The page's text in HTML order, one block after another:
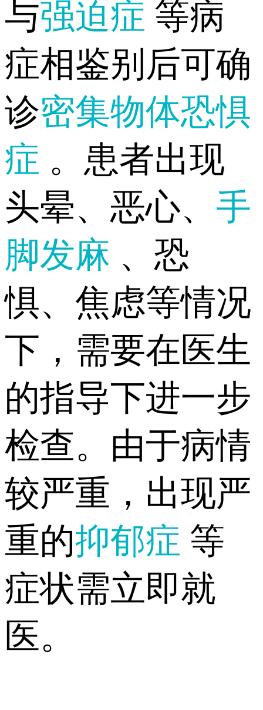
与强迫症 等病
症相鉴别后可确
诊密集物体恐惧
症 。患者出现
头晕、恶心、 手
脚发麻 、恐
惧、焦虑等情况
下，需要在医生
的指导下进一步
检查。由于病情
较严重，出现严
重的抑郁症 等
症状需立即就
医。